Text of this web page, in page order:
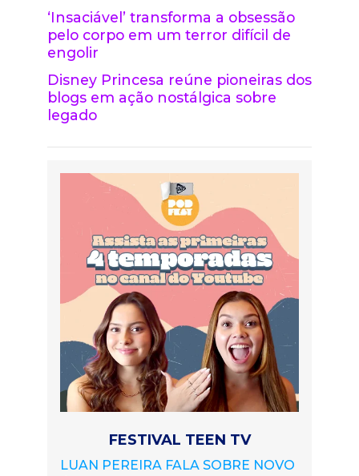
‘Insaciável’ transforma a obsessão
pelo corpo em um terror difícil de
engolir
Disney Princesa reúne pioneiras dos
blogs em ação nostálgica sobre
legado
FESTIVAL TEEN TV
LUAN PEREIRA FALA SOBRE NOVO